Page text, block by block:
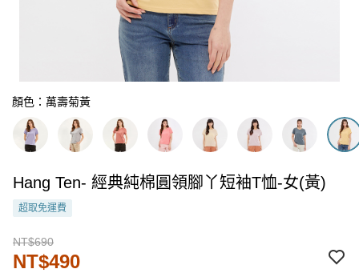
顏色：萬壽菊黃
Hang Ten- 經典純棉圓領腳丫短袖T恤-女(黃)
超取免運費
NT$690
NT$490